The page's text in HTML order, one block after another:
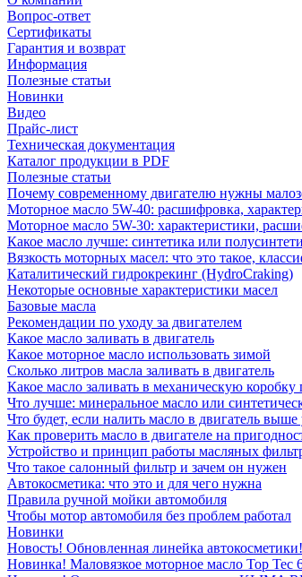
Вопрос-ответ
Сертификаты
Гарантия и возврат
Информация
Полезные статьи
Новинки
Видео
Прайс-лист
Техническая документация
Каталог продукции в PDF
Полезные статьи
Почему современному двигателю нужны
Моторное масло 5W-40: расшифровка,
Моторное масло 5W-30: характеристики,
Какое масло лучше: синтетика или
Вязкость моторных масел: что это такое,
Каталитический гидрокрекинг (НydroСraking)
Некоторые основные характеристики масел
Базовые масла
Рекомендации по уходу за двигателем
Какое масло заливать в двигатель
Какое моторное масло использовать зимой
Сколько литров масла заливать в двигатель
Какое масло заливать в механическую коробку
Что лучше: минеральное масло или
Что будет, если налить масло в двигатель
Как проверить масло в двигателе на
Устройство и принцип работы масляных
Что такое салонный фильтр и зачем он нужен
Автокосметика: что это и для чего нужна
Правила ручной мойки автомобиля
Чтобы мотор автомобиля без проблем работал
Новинки
Новость! Обновленная линейка автокосметики!
Новинка! Маловязкое моторное масло Top Tec